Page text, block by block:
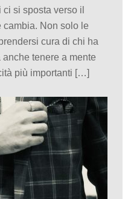
si sposta verso il
Non solo le
cura di chi ha
tenere a mente
più importanti […]